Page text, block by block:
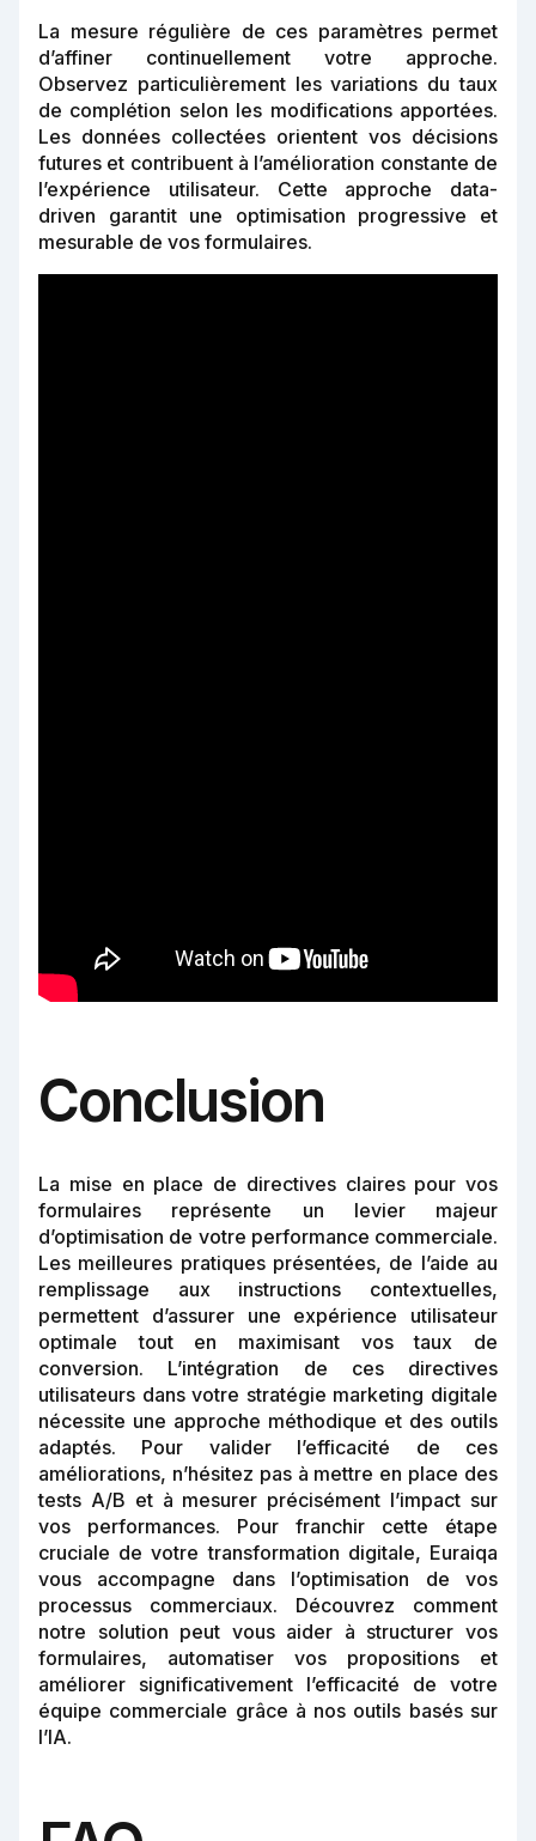
La mesure régulière de ces paramètres permet
d’affiner continuellement votre approche.
Observez particulièrement les variations du taux
de complétion selon les modifications apportées.
Les données collectées orientent vos décisions
futures et contribuent à l’amélioration constante de
l’expérience utilisateur. Cette approche data-
driven garantit une optimisation progressive et
mesurable de vos formulaires.
Conclusion
La mise en place de directives claires pour vos
formulaires représente un levier majeur
d’optimisation de votre performance commerciale.
Les meilleures pratiques présentées, de l’aide au
remplissage aux instructions contextuelles,
permettent d’assurer une expérience utilisateur
optimale tout en maximisant vos taux de
conversion. L’intégration de ces directives
utilisateurs dans votre stratégie marketing digitale
nécessite une approche méthodique et des outils
adaptés. Pour valider l’efficacité de ces
améliorations, n’hésitez pas à mettre en place des
tests A/B et à mesurer précisément l’impact sur
vos performances. Pour franchir cette étape
cruciale de votre transformation digitale, Euraiqa
vous accompagne dans l’optimisation de vos
processus commerciaux. Découvrez comment
notre solution peut vous aider à structurer vos
formulaires, automatiser vos propositions et
améliorer significativement l’efficacité de votre
équipe commerciale grâce à nos outils basés sur
l’IA.